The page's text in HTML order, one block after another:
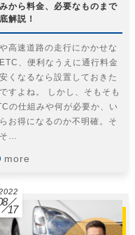
から料金、必要なものまで
解説！
高速道路の走行にかかせな
、便利なうえに通行料金
くなるなら設置しておきた
すよね。 しかし、そもそも
の仕組みや何が必要か、い
お得になるのか不明確。そ
…
more
17